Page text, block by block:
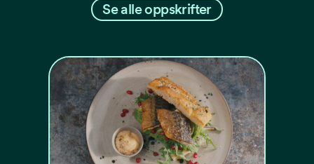
Se alle oppskrifter